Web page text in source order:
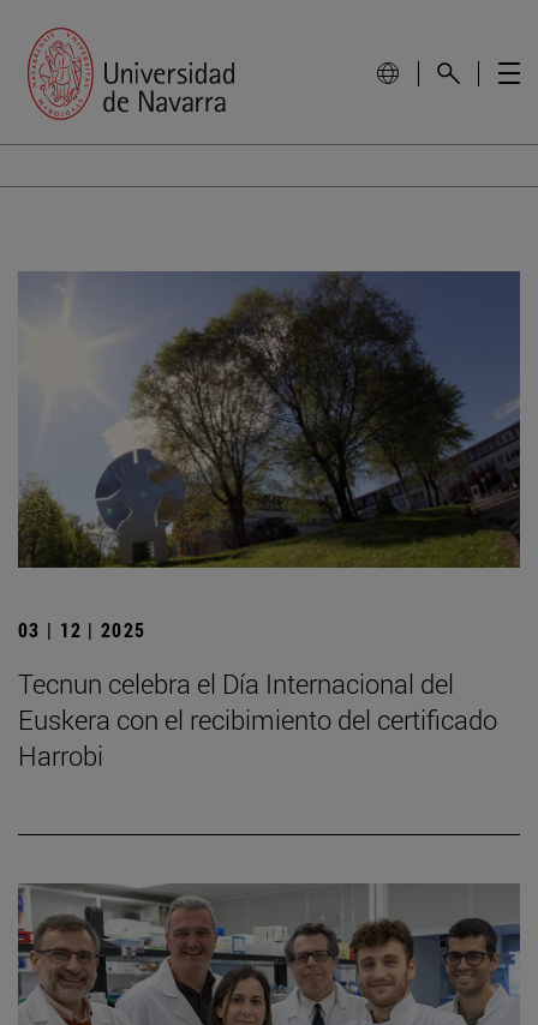
03 | 12 | 2025
Tecnun celebra el Día Internacional del
Euskera con el recibimiento del certificado
Harrobi